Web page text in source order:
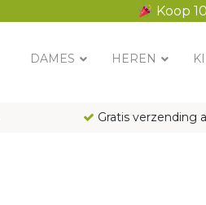
Koop
DAMES HEREN
Gratis verzending